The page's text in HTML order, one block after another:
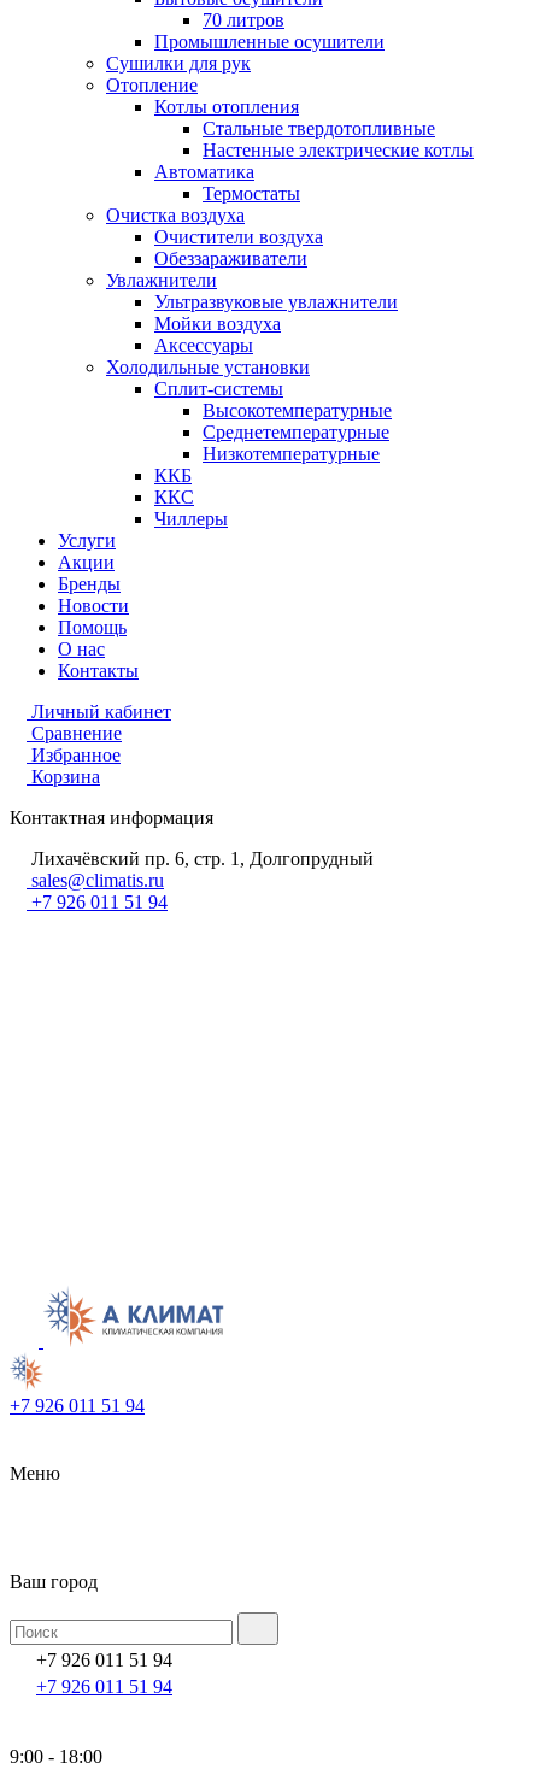
70 литров
Промышленные осушители
Сушилки для рук
Отопление
Котлы отопления
Стальные твердотопливные
Настенные электрические котлы
Автоматика
Термостаты
Очистка воздуха
Очистители воздуха
Обеззараживатели
Увлажнители
Ультразвуковые увлажнители
Мойки воздуха
Аксессуары
Холодильные установки
Сплит-системы
Высокотемпературные
Среднетемпературные
Низкотемпературные
ККБ
ККС
Чиллеры
Услуги
Акции
Бренды
Новости
Помощь
О нас
Контакты
Личный кабинет
Сравнение
Избранное
Корзина
Контактная информация
Лихачёвский пр. 6, стр. 1, Долгопрудный
sales@climatis.ru
+7 926 011 51 94
+7 926 011 51 94
Меню
Ваш город
+7 926 011 51 94
+7 926 011 51 94
9:00 - 18:00